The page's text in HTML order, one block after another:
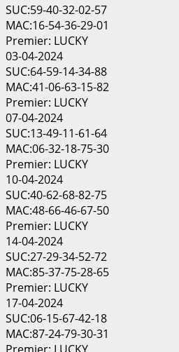
SUC:59-40-32-02-57
MAC:16-54-36-29-01
Premier: LUCKY
03-04-2024
SUC:64-59-14-34-88
MAC:41-06-63-15-82
Premier: LUCKY
07-04-2024
SUC:13-49-11-61-64
MAC:06-32-18-75-30
Premier: LUCKY
10-04-2024
SUC:40-62-68-82-75
MAC:48-66-46-67-50
Premier: LUCKY
14-04-2024
SUC:27-29-34-52-72
MAC:85-37-75-28-65
Premier: LUCKY
17-04-2024
SUC:06-15-67-42-18
MAC:87-24-79-30-31